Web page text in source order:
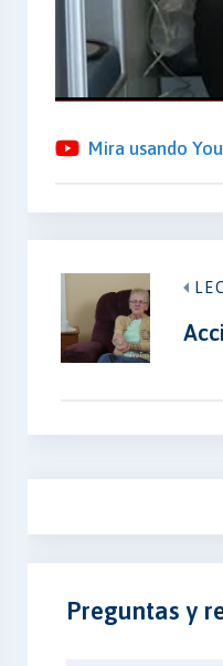
Mira usando
Preguntas y